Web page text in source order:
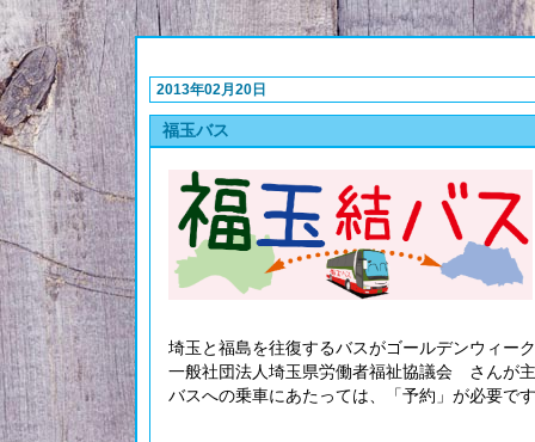
2013年02月20日
福玉バス
埼玉と福島を往復するバスがゴールデンウィー
一般社団法人埼玉県労働者福祉協議会 さんが
バスへの乗車にあたっては、「予約」が必要で